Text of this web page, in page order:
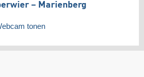
– Marienberg
tonen